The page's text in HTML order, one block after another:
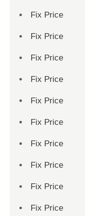
Fix Price
Fix Price
Fix Price
Fix Price
Fix Price
Fix Price
Fix Price
Fix Price
Fix Price
Fix Price